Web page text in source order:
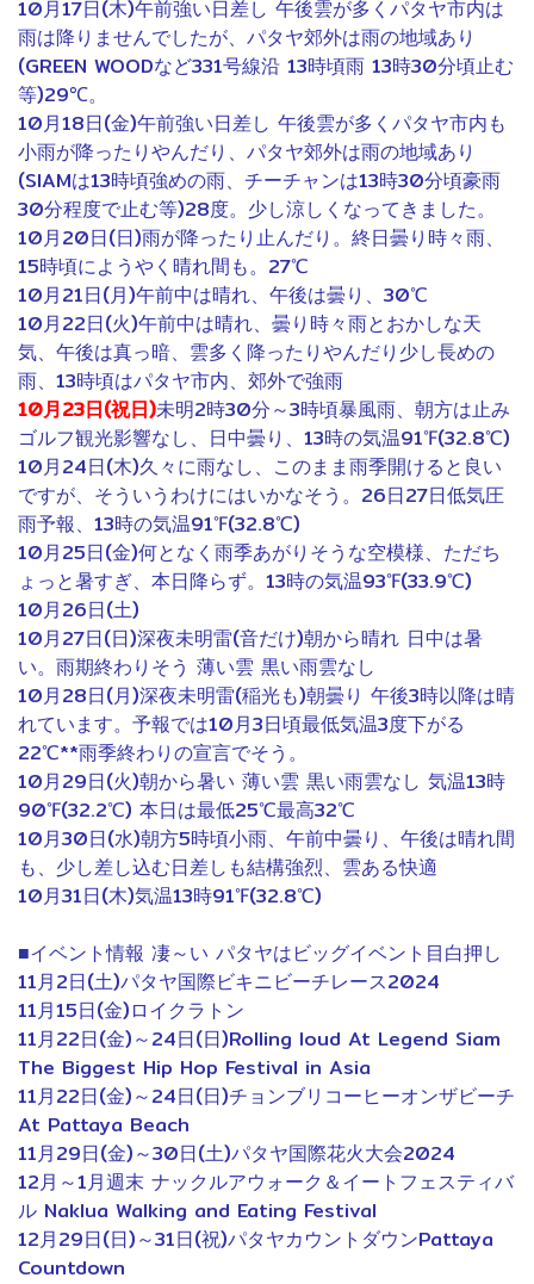
10月17日(木)午前強い日差し 午後雲が多くパタヤ市内は
雨は降りませんでしたが、パタヤ郊外は雨の地域あり
(GREEN WOODなど331号線沿 13時頃雨 13時30分頃止む
等)29℃。
10月18日(金)午前強い日差し 午後雲が多くパタヤ市内も
小雨が降ったりやんだり、パタヤ郊外は雨の地域あり
(SIAMは13時頃強めの雨、チーチャンは13時30分頃豪雨
30分程度で止む等)28度。少し涼しくなってきました。
10月20日(日)雨が降ったり止んだり。終日曇り時々雨、
15時頃にようやく晴れ間も。27℃
10月21日(月)午前中は晴れ、午後は曇り、30℃
10月22日(火)午前中は晴れ、曇り時々雨とおかしな天
気、午後は真っ暗、雲多く降ったりやんだり少し長めの
雨、13時頃はパタヤ市内、郊外で強雨
10月23日(祝日)未明2時30分～3時頃暴風雨、朝方は止み
ゴルフ観光影響なし、日中曇り、13時の気温91℉(32.8℃)
10月24日(木)久々に雨なし、このまま雨季開けると良い
ですが、そういうわけにはいかなそう。26日27日低気圧
雨予報、13時の気温91℉(32.8℃)
10月25日(金)何となく雨季あがりそうな空模様、ただち
ょっと暑すぎ、本日降らず。13時の気温93℉(33.9℃)
10月26日(土)
10月27日(日)深夜未明雷(音だけ)朝から晴れ 日中は暑
い。雨期終わりそう 薄い雲 黒い雨雲なし
10月28日(月)深夜未明雷(稲光も)朝曇り 午後3時以降は晴
れています。予報では10月3日頃最低気温3度下がる
22℃**雨季終わりの宣言でそう。
10月29日(火)朝から暑い 薄い雲 黒い雨雲なし 気温13時
90℉(32.2℃) 本日は最低25℃最高32℃
10月30日(水)朝方5時頃小雨、午前中曇り、午後は晴れ間
も、少し差し込む日差しも結構強烈、雲ある快適
10月31日(木)気温13時91℉(32.8℃)
■イベント情報 凄～い パタヤはビッグイベント目白押し
11月2日(土)パタヤ国際ビキニビーチレース2024
11月15日(金)ロイクラトン
11月22日(金)～24日(日)Rolling loud At Legend Siam
The Biggest Hip Hop Festival in Asia
11月22日(金)～24日(日)チョンブリコーヒーオンザビーチ
At Pattaya Beach
11月29日(金)～30日(土)パタヤ国際花火大会2024
12月～1月週末 ナックルアウォーク＆イートフェスティバ
ル Naklua Walking and Eating Festival
12月29日(日)～31日(祝)パタヤカウントダウンPattaya
Countdown